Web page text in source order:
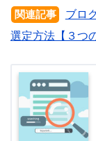
関連記事
ブロ
選定方法【３つ